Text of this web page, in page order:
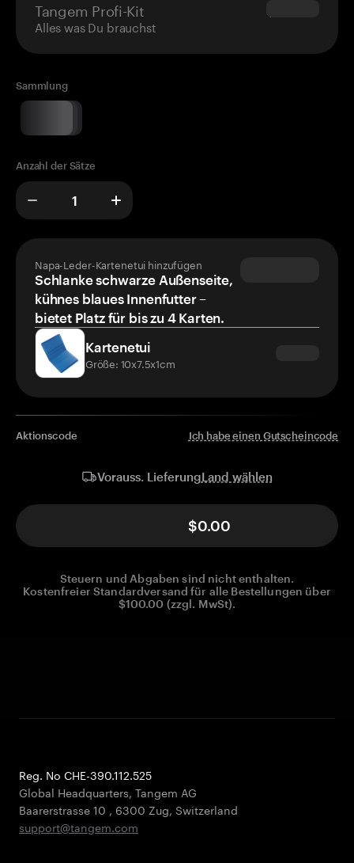
Tangem Profi-Kit
Alles was Du brauchst
$180.00
Sammlung
Anzahl der Sätze
Napa-Leder-Kartenetui hinzufügen
Schlanke schwarze Außenseite,
kühnes blaues Innenfutter –
bietet Platz für bis zu 4 Karten.
Kartenetui
Größe: 10x7.5x1cm
Aktionscode Ich habe einen Gutscheincode
Vorauss. LieferungLand wählen
$0.00
Steuern und Abgaben sind nicht enthalten.
Kostenfreier Standardversand für alle Bestellungen über
$100.00 (zzgl. MwSt).
Reg. No CHE-390.112.525
Global Headquarters, Tangem AG
Baarerstrasse 10 , 6300 Zug, Switzerland
support@tangem.com